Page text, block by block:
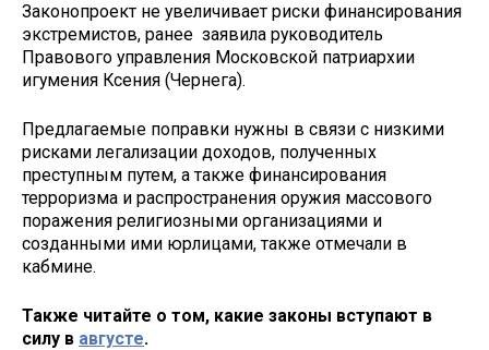
Законопроект не увеличивает риски финансирования
экстремистов, ранее заявила руководитель
Правового управления Московской патриархии
игумения Ксения (Чернега).
Предлагаемые поправки нужны в связи с низкими
рисками легализации доходов, полученных
преступным путем, а также финансирования
терроризма и распространения оружия массового
поражения религиозными организациями и
созданными ими юрлицами, также отмечали в
кабмине.
Также читайте о том, какие законы вступают в
силу в августе.